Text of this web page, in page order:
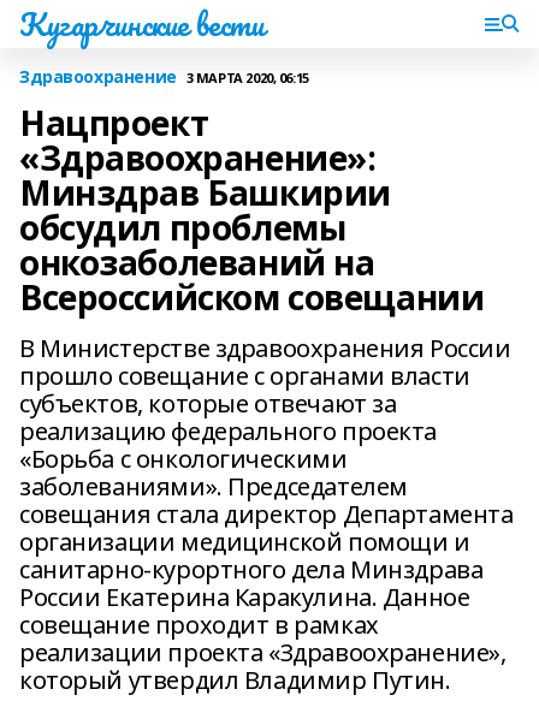
Кугарчинские вести
Здравоохранение 3 МАРТА 2020, 06:15
Нацпроект
«Здравоохранение»:
Минздрав Башкирии
обсудил проблемы
онкозаболеваний на
Всероссийском совещании
В Министерстве здравоохранения России
прошло совещание с органами власти
субъектов, которые отвечают за
реализацию федерального проекта
«Борьба с онкологическими
заболеваниями». Председателем
совещания стала директор Департамента
организации медицинской помощи и
санитарно-курортного дела Минздрава
России Екатерина Каракулина. Данное
совещание проходит в рамках
реализации проекта «Здравоохранение»,
который утвердил Владимир Путин.